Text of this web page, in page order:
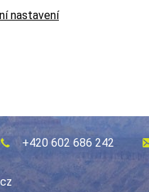
nastavení
+420 602 686 242